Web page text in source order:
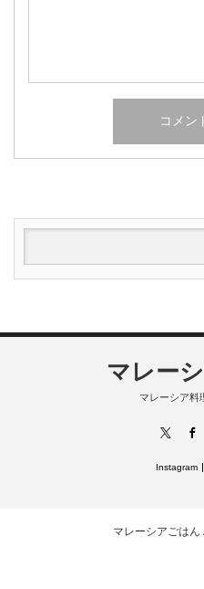
マレー
マレーシア料
RSS
Instagram
マレーシアごはん